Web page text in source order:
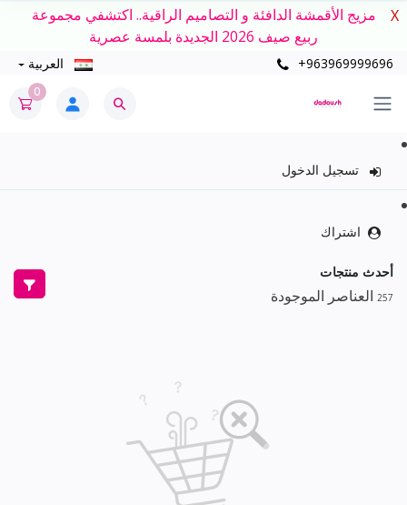
مزيج الأقمشة الدافئة و التصاميم الراقية.. اكتشفي مجموعة
ربيع صيف 2026 الجديدة بلمسة عصرية
X
+963969999696 العربية
0
تسجيل الدخول
اشتراك
أحدث منتجات
257 العناصر الموجودة